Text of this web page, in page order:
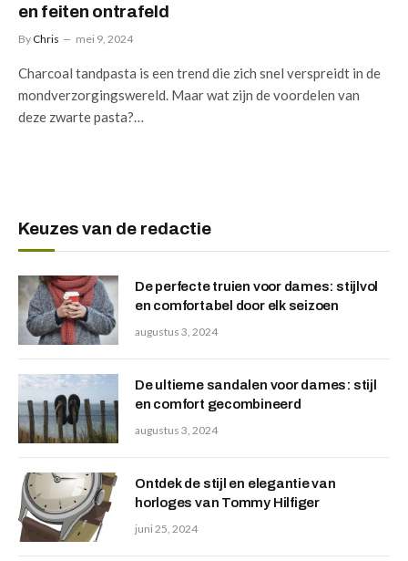
en feiten ontrafeld
By Chris mei 9, 2024
Charcoal tandpasta is een trend die zich snel verspreidt in de
mondverzorgingswereld. Maar wat zijn de voordelen van
deze zwarte pasta?…
Keuzes van de redactie
De perfecte truien voor dames: stijlvol
en comfortabel door elk seizoen
augustus 3, 2024
De ultieme sandalen voor dames: stijl
en comfort gecombineerd
augustus 3, 2024
Ontdek de stijl en elegantie van
horloges van Tommy Hilfiger
juni 25, 2024